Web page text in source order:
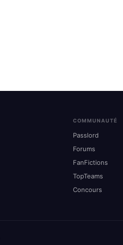
COMMUNAUTÉ
Passlord
Forums
FanFictions
TopTeams
Concours